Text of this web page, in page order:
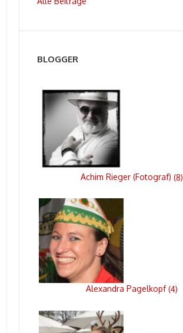
BLOGGER
Achim Rieger (Fotograf) (8)
Alexandra Pagelkopf(4)